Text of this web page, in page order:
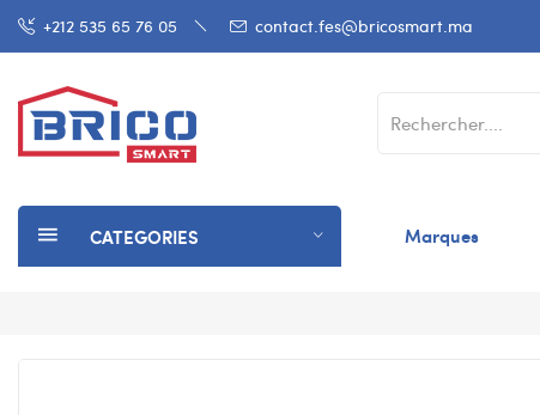
+212 535 65 76 05 contact.fes@bricosmart.ma
CATEGORIES Marques